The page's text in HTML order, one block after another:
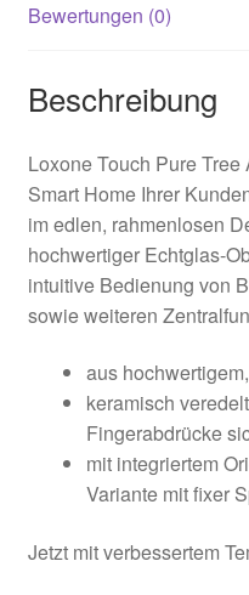
Bewertungen (0)
Beschreibung
Loxone Touch Pure
Smart Home Ihrer
im edlen, rahmenlosen
hochwertiger Echtglas-
intuitive Bedienung von
sowie weiteren
aus
keramisch
Fingerabdrücke
mit integriertem
Variante mit fixer
Jetzt mit verbessertem